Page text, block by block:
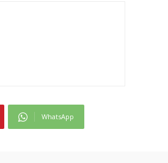
WhatsApp